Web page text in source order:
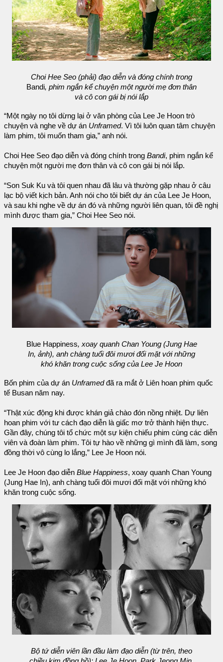
Choi Hee Seo (phải) đạo diễn và đóng chính trong
Bandi, phim ngắn kể chuyện một người mẹ đơn thân
và cô con gái bị nói lắp
“Một ngày nọ tôi dừng lại ở văn phòng của Lee Je Hoon trò
chuyện và nghe về dự án Unframed. Vì tôi luôn quan tâm chuyện
làm phim, tôi muốn tham gia,” anh nói.
Choi Hee Seo đạo diễn và đóng chính trong Bandi, phim ngắn kể
chuyện một người mẹ đơn thân và cô con gái bị nói lắp.
“Son Suk Ku và tôi quen nhau đã lâu và thường gặp nhau ở câu
lạc bộ viết kịch bản. Anh nói cho tôi biết dự án của Lee Je Hoon,
và sau khi nghe về dự án đó và những người liên quan, tôi đề nghị
mình được tham gia,” Choi Hee Seo nói.
Blue Happiness, xoay quanh Chan Young (Jung Hae
In, ảnh), anh chàng tuổi đôi mươi đối mặt với những
khó khăn trong cuộc sống của Lee Je Hoon
Bốn phim của dự án Unframedđã ra mắt ở Liên hoan phim quốc
tế Busan năm nay.
“Thật xúc động khi được khán giả chào đón nồng nhiệt. Dự liên
hoan phim với tư cách đạo diễn là giấc mơ trở thành hiện thực.
Gần đây, chúng tôi tổ chức một sự kiện chiếu phim cùng các diễn
viên và đoàn làm phim. Tôi tự hào về những gì mình đã làm, song
đồng thời vô cùng lo lắng,” Lee Je Hoon nói.
Lee Je Hoon đạo diễn Blue Happiness, xoay quanh Chan Young
(Jung Hae In), anh chàng tuổi đôi mươi đối mặt với những khó
khăn trong cuộc sống.
Bộ tứ diễn viên lần đầu làm đạo diễn (từ trên, theo